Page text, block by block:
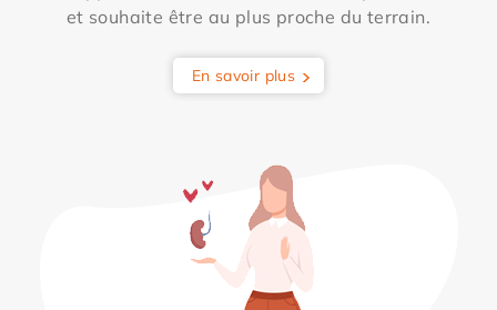
et souhaite être au plus proche du terrain.
En savoir plus